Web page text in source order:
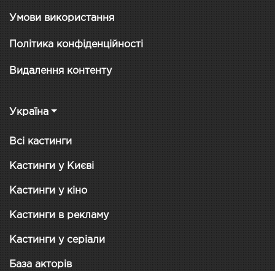
Умови використання
Політика конфіденційності
Видалення контенту
Україна
Всі кастинги
Кастинги у Києві
Кастинги у кіно
Кастинги в рекламу
Кастинги у серіали
База акторів